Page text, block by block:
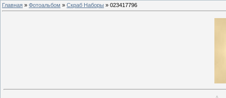
Главная » Фотоальбом » Скраб Наборы » 023417796